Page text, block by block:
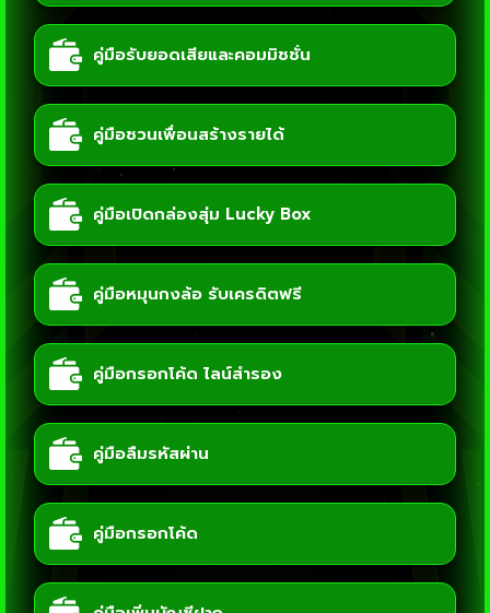
คู่มือรับยอดเสียและคอมมิชชั่น
คู่มือชวนเพื่อนสร้างรายได้
คู่มือเปิดกล่องสุ่ม Lucky Box
คู่มือหมุนกงล้อ รับเครดิตฟรี
คู่มือกรอกโค้ด ไลน์สำรอง
คู่มือลืมรหัสผ่าน
คู่มือกรอกโค้ด